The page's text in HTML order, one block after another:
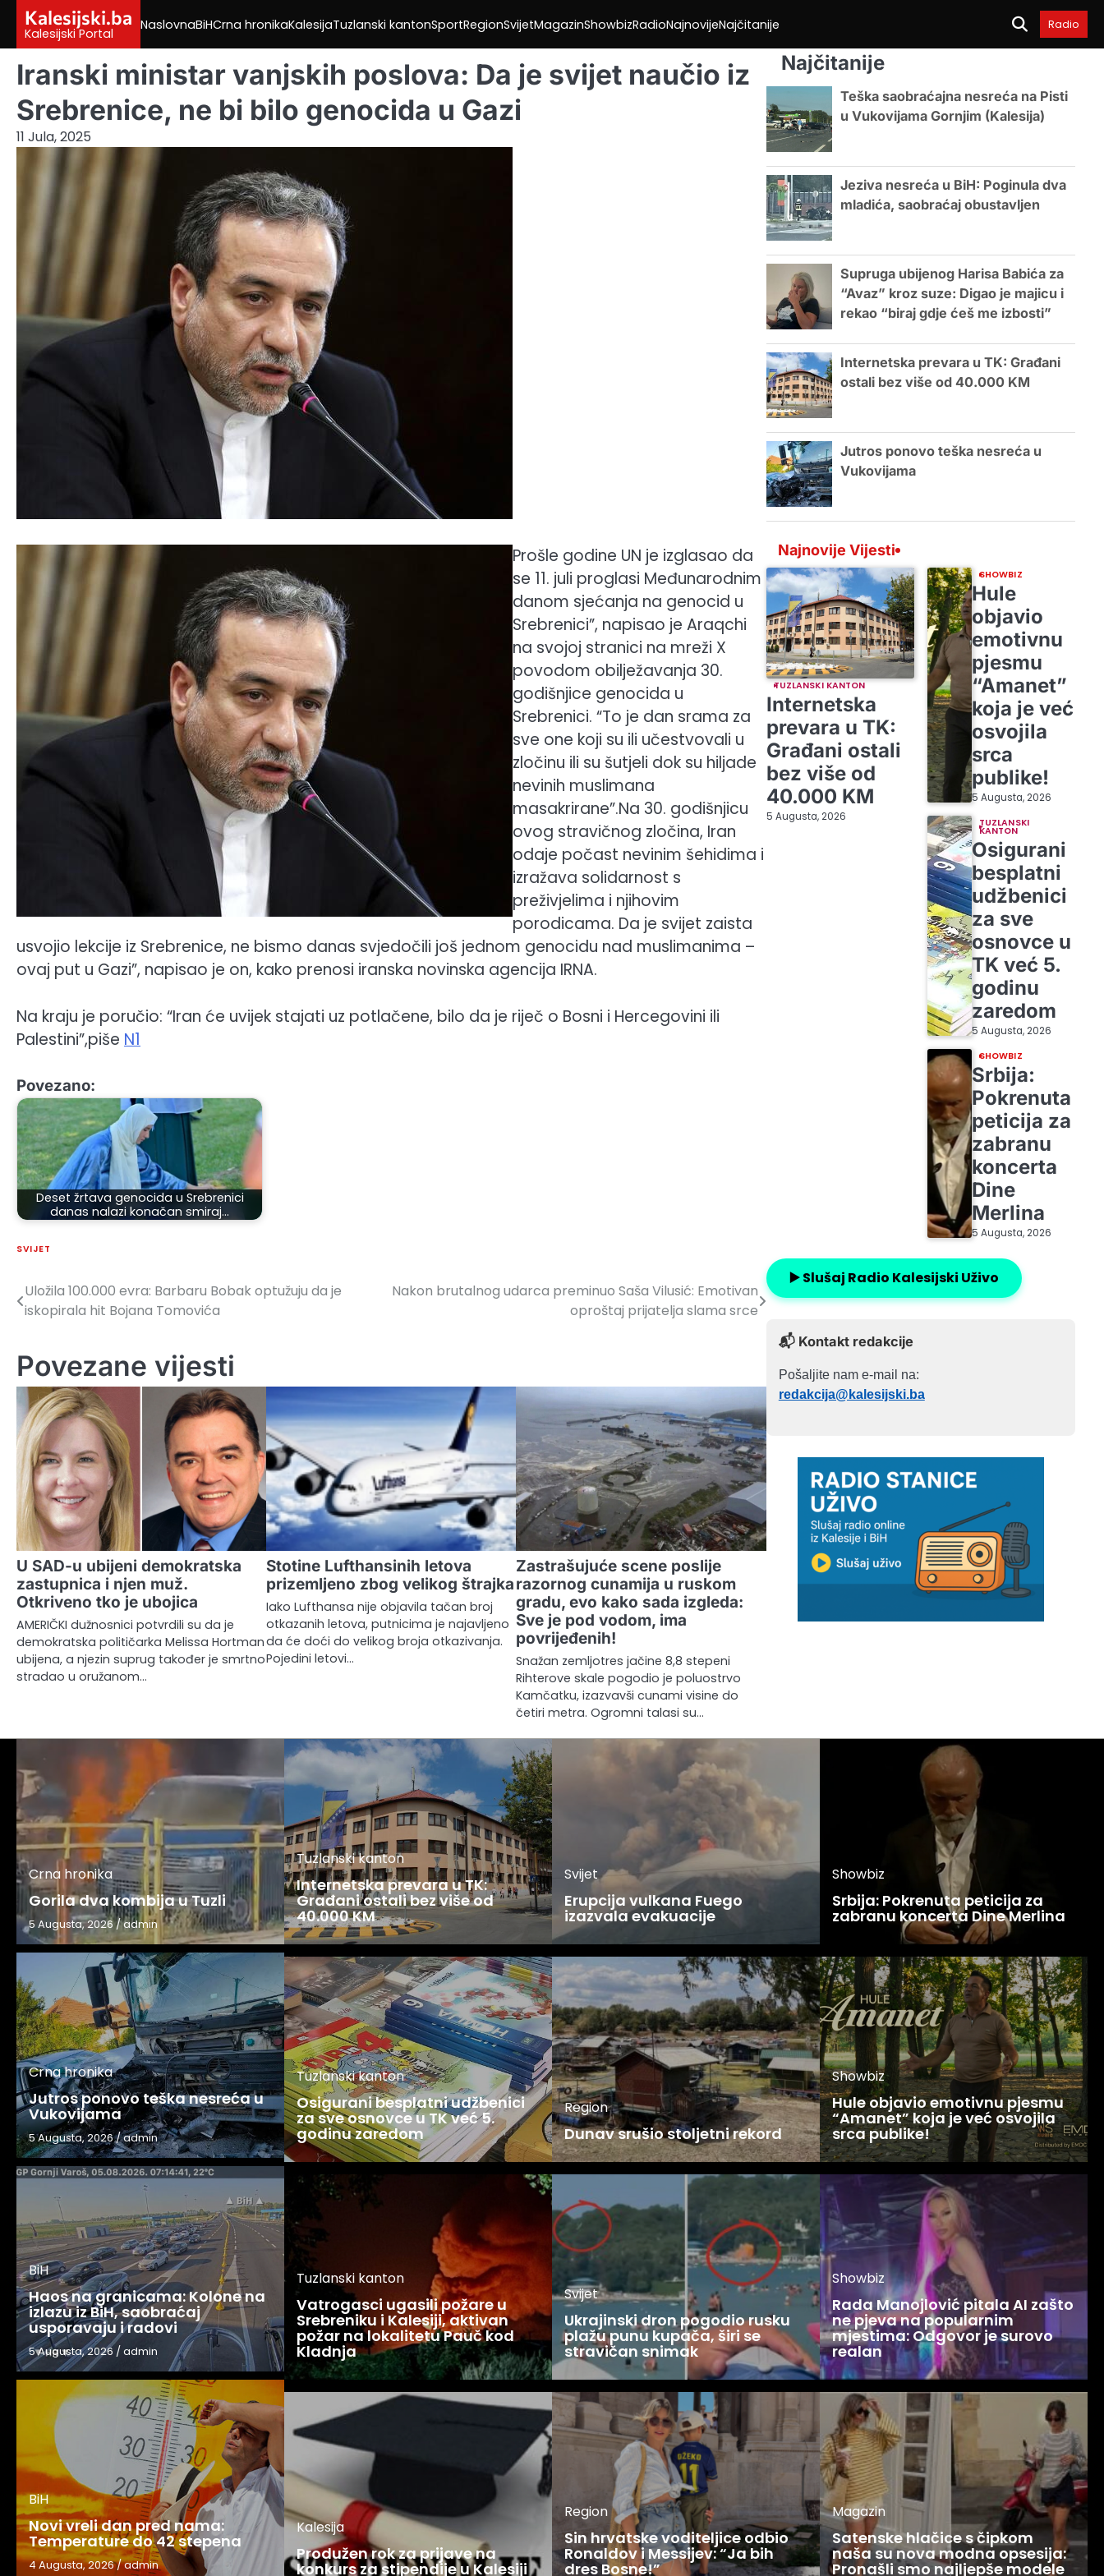
content
Kalesijski.ba
Kalesijski Portal
NaslovnaBiHCrna hronikaKalesijaTuzlanski kantonSportRegionSvijetMagazinShowbizRadioNajnovijeNajčitanije Radio
Iranski ministar vanjskih poslova: Da je svijet naučio iz
Srebrenice, ne bi bilo genocida u Gazi
11 Jula, 2025
Prošle godine UN je izglasao da
se 11. juli proglasi Međunarodnim
danom sjećanja na genocid u
Srebrenici”, napisao je Araqchi
na svojoj stranici na mreži X
povodom obilježavanja 30.
godišnjice genocida u
Srebrenici. “To je dan srama za
sve one koji su ili učestvovali u
zločinu ili su šutjeli dok su hiljade
nevinih muslimana
masakrirane”.Na 30. godišnjicu
ovog stravičnog zločina, Iran
odaje počast nevinim šehidima i
izražava solidarnost s
preživjelima i njihovim
porodicama. Da je svijet zaista
usvojio lekcije iz Srebrenice, ne bismo danas svjedočili još jednom genocidu nad muslimanima –
ovaj put u Gazi”, napisao je on, kako prenosi iranska novinska agencija IRNA.
Na kraju je poručio: “Iran će uvijek stajati uz potlačene, bilo da je riječ o Bosni i Hercegovini ili
Palestini”,piše N1
Povezano:
Deset žrtava genocida u Srebrenici
danas nalazi konačan smiraj…
SVIJET
Navigacija
članaka
Uložila 100.000 evra: Barbaru Bobak optužuju da je
iskopirala hit Bojana Tomovića
Nakon brutalnog udarca preminuo Saša Vilusić: Emotivan
oproštaj prijatelja slama srce
Povezane vijesti
U SAD-u ubijeni demokratska
zastupnica i njen muž.
Otkriveno tko je ubojica
AMERIČKI dužnosnici potvrdili su da je
demokratska političarka Melissa Hortman
ubijena, a njezin suprug također je smrtno
stradao u oružanom…
Stotine Lufthansinih letova
prizemljeno zbog velikog štrajka
Iako Lufthansa nije objavila tačan broj
otkazanih letova, putnicima je najavljeno
da će doći do velikog broja otkazivanja.
Pojedini letovi…
Zastrašujuće scene poslije
razornog cunamija u ruskom
gradu, evo kako sada izgleda:
Sve je pod vodom, ima
povrijeđenih!
Snažan zemljotres jačine 8,8 stepeni
Rihterove skale pogodio je poluostrvo
Kamčatku, izazvavši cunami visine do
četiri metra. Ogromni talasi su…
Najčitanije
Teška saobraćajna nesreća na Pisti
u Vukovijama Gornjim (Kalesija)
Jeziva nesreća u BiH: Poginula dva
mladića, saobraćaj obustavljen
Supruga ubijenog Harisa Babića za
“Avaz” kroz suze: Digao je majicu i
rekao “biraj gdje ćeš me izbosti”
Internetska prevara u TK: Građani
ostali bez više od 40.000 KM
Jutros ponovo teška nesreća u
Vukovijama
Najnovije Vijesti
TUZLANSKI KANTON
Internetska
prevara u TK:
Građani ostali
bez više od
40.000 KM
5 Augusta, 2026
SHOWBIZ
Hule
objavio
emotivnu
pjesmu
“Amanet”
koja je već
osvojila
srca
publike!
5 Augusta, 2026
TUZLANSKI
KANTON
Osigurani
besplatni
udžbenici
za sve
osnovce u
TK već 5.
godinu
zaredom
5 Augusta, 2026
SHOWBIZ
Srbija:
Pokrenuta
peticija za
zabranu
koncerta
Dine
Merlina
5 Augusta, 2026
▶️ Slušaj Radio Kalesijski Uživo
📬 Kontakt redakcije
Pošaljite nam e-mail na:
redakcija@kalesijski.ba
Crna hronika
Gorila dva kombija u Tuzli
5 Augusta, 2026/admin
Crna hronika
Jutros ponovo teška nesreća u
Vukovijama
5 Augusta, 2026/admin
BiH
Haos na granicama: Kolone na
izlazu iz BiH, saobraćaj
usporavaju i radovi
5 Augusta, 2026 /admin
BiH
Novi vreli dan pred nama:
Temperature do 42 stepena
4 Augusta, 2026/admin
Tuzlanski kanton
Internetska prevara u TK:
Građani ostali bez više od
40.000 KM
Tuzlanski kanton
Osigurani besplatni udžbenici
za sve osnovce u TK već 5.
godinu zaredom
Tuzlanski kanton
Vatrogasci ugasili požare u
Srebreniku i Kalesiji, aktivan
požar na lokalitetu Pauč kod
Kladnja
Kalesija
Produžen rok za prijave na
konkurs za stipendije u Kalesiji
Svijet
Erupcija vulkana Fuego
izazvala evakuacije
Region
Dunav srušio stoljetni rekord
Svijet
Ukrajinski dron pogodio rusku
plažu punu kupača, širi se
stravičan snimak
Region
Sin hrvatske voditeljice odbio
Ronaldov i Messijev: “Ja bih
dres Bosne!”
Showbiz
Srbija: Pokrenuta peticija za
zabranu koncerta Dine Merlina
Showbiz
Hule objavio emotivnu pjesmu
“Amanet” koja je već osvojila
srca publike!
Showbiz
Rada Manojlović pitala AI zašto
ne pjeva na popularnim
mjestima: Odgovor je surovo
realan
Magazin
Satenske hlačice s čipkom
naša su nova modna opsesija:
Pronašli smo najljepše modele